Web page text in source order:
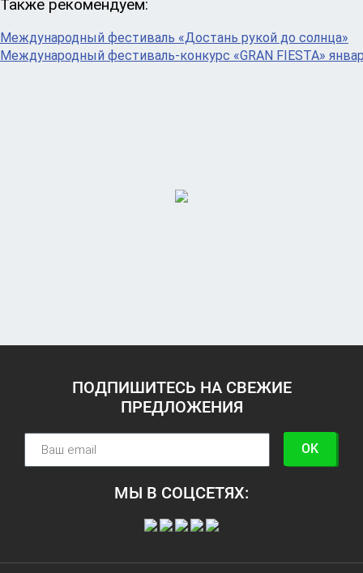
Также рекомендуем:
Международный фестиваль «Достань рукой до солнца»
Международный фестиваль-конкурс «GRAN FIESTA»
ПОДПИШИТЕСЬ НА СВЕЖИЕ
ПРЕДЛОЖЕНИЯ
OK
МЫ В СОЦСЕТЯХ: